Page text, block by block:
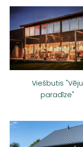
Viešbutis "Vēju
paradīze"